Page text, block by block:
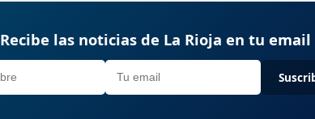
Recibe las noticias de La Rioja en tu email